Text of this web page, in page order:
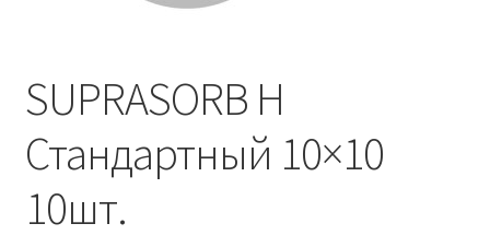
SUPRASORB H
Стандартный 10×10
10шт.